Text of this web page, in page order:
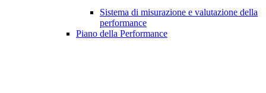
Sistema di misurazione e valutazione della
performance
Piano della Performance